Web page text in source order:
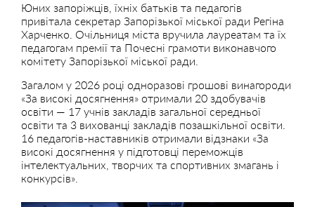
Юних запоріжців, їхніх батьків та педагогів
привітала секретар Запорізької міської ради Регіна
Харченко. Очільниця міста вручила лауреатам та їх
педагогам премії та Почесні грамоти виконавчого
комітету Запорізької міської ради.
Загалом у 2026 році одноразові грошові винагороди
«За високі досягнення» отримали 20 здобувачів
освіти — 17 учнів закладів загальної середньої
освіти та 3 вихованці закладів позашкільної освіти.
16 педагогів-наставників отримали відзнаки «За
високі досягнення у підготовці переможців
інтелектуальних, творчих та спортивних змагань і
конкурсів».